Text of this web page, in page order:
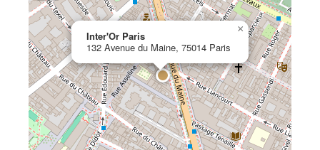
Inter'Or Paris
132 Avenue du Maine, 75014 Paris
×